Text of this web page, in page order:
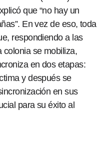
que “no hay un
En vez de eso, toda
respondiendo a las
colonia se mobiliza,
en dos etapas:
y después se
en sus
para su éxito al